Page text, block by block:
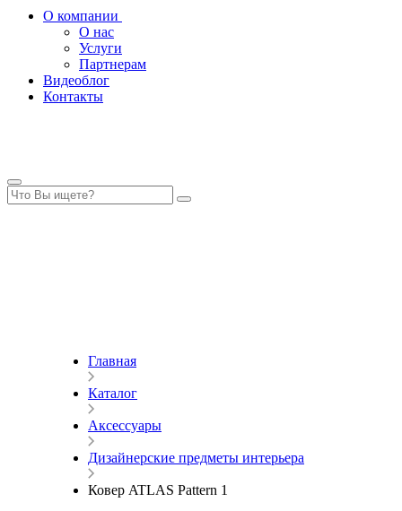
О компании
О нас
Услуги
Партнерам
Видеоблог
Контакты
Главная
Каталог
Аксессуары
Дизайнерские предметы интерьера
Ковер ATLAS Pattern 1